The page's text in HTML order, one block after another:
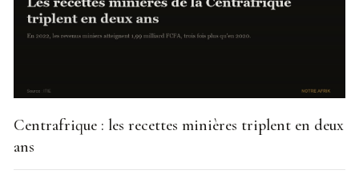
Centrafrique : les recettes minières triplent en deux
ans